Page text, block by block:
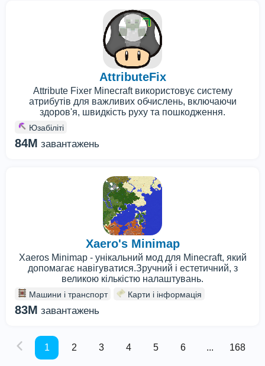
AttributeFix
Attribute Fixer Minecraft використовує систему
атрибутів для важливих обчислень, включаючи
здоров'я, швидкість руху та пошкодження.
Юзабіліті
84M завантажень
Xaero's Minimap
Xaeros Minimap - унікальний мод для Minecraft, який
допомагає навігуватися.Зручний і естетичний, з
великою кількістю налаштувань.
Машини і транспорт Карти і інформація
83M завантажень
1 2 3 4 5 6 ... 168